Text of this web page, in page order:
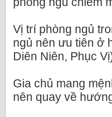
Vị trí phòng ngủ
ngủ nên ưu tiên ở
Diên Niên, Phục
Gia chủ mang
nên quay về